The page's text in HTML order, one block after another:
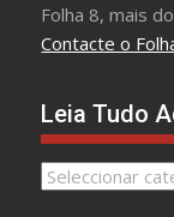
Folha 8, mais
Contacte o
Leia Tudo
Leia